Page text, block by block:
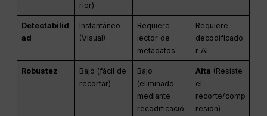
rior)
Detectabilid
ad
Instantáneo
(Visual)
Requiere
lector de
metadatos
Requiere
decodificado
r AI
Robustez
Bajo (fácil de
recortar)
Bajo
(eliminado
mediante
recodificació
Alta (Resiste
el
recorte/comp
resión)